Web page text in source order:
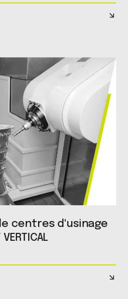
centres d'usinage
VERTICAL